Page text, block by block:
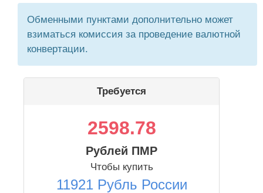
Обменными пунктами дополнительно может
взиматься комиссия за проведение валютной
конвертации.
Требуется
2598.78
Рублей ПМР
Чтобы купить
11921 Рубль России